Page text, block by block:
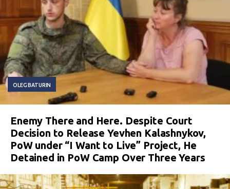
OLEG BATURIN
Enemy There and Here. Despite Court
Decision to Release Yevhen Kalashnykov,
PoW under “I Want to Live” Project, He
Detained in PoW Camp Over Three Years